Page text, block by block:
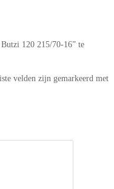
Butzi 120 215/70-16” te
velden zijn gemarkeerd met